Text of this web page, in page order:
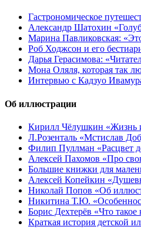
Гастрономическое
Александр Шатохин
Марина Павликовская:
Роб Ходжсон и его
Дарья Герасимова:
Мона Оляля, которая так
Интервью с Кадзуо
Об иллюстрации
Кирилл Чёлушкин «Жизнь
Л.Розенталь «Мстислав
Филип Пуллман «Расцвет
Алексей Пахомов «Про
Большие книжки для
Алексей Копейкин
Николай Попов «Об
Никитина Т.Ю.
Борис Дехтерёв «Что
Краткая история детской